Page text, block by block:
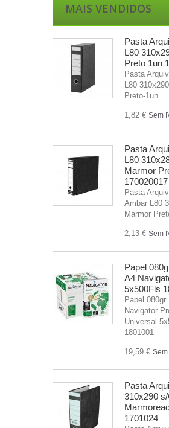
MAIS VENDIDOS
Pasta
L80
Preto 1un
Pasta
L80
Preto-1un
1,82 € Sem
Pasta
L80
Marmor
170020017
Pasta
Ambar L80
Marmor
2,13 € Sem
Papel
A4
5x500Fls
Papel 080gr
Navigator
Universal
1801001
19,59 € Sem
Pasta
310x290
1701024